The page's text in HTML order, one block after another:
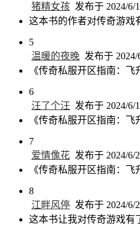
猪精女孩 发布于 2024/6/
这本书的作者对传奇游戏
5
温暖的夜晚 发布于 2024/
《传奇私服开区指南：
6
汪了个汪 发布于 2024/6/
《传奇私服开区指南：
7
爱情像花 发布于 2024/6/
《传奇私服开区指南：
8
江畔风停 发布于 2024/6/
这本书让我对传奇游戏有